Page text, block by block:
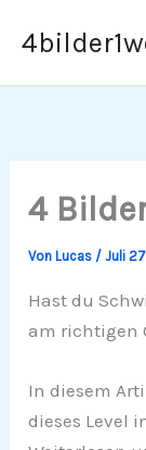
Inhalt
4
VonLucas /Juli
Hast du
am richtigen
In diesem
dieses Level